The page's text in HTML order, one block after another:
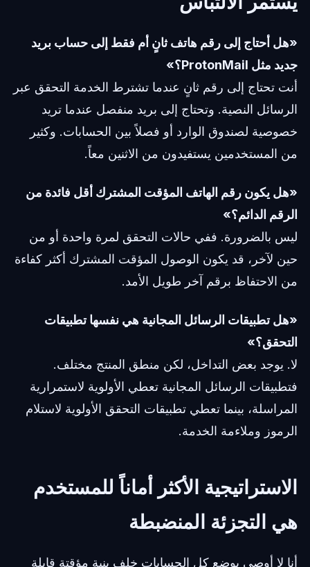
«هل أحتاج إلى رقم هاتف ثانٍ أم فقط إلى حساب بريد
جديد مثل ProtonMail؟»
أنت تحتاج إلى رقم ثانٍ عندما تشترط الخدمة التحقق عبر
الرسائل النصية. وتحتاج إلى بريد منفصل عندما تريد
خصوصية لصندوق الوارد أو فصلاً بين الحسابات. وكثير
من المستخدمين يستفيدون من الاثنين معاً.
«هل يكون رقم الهاتف المؤقت المشترك أقل فائدة من
الرقم الدائم؟»
ليس بالضرورة. ففي حالات التحقق لمرة واحدة أو من
حين لآخر، قد يكون الوصول المؤقت المشترك أكثر كفاءة
من الاحتفاظ برقم آخر طويل الأمد.
«هل تطبيقات الرسائل المجانية هي نفسها تطبيقات
التحقق؟»
لا. يوجد بعض التداخل، لكن منطق المنتج مختلف.
فتطبيقات الرسائل المجانية تعطي الأولوية لاستمرارية
المراسلة، بينما تعطي تطبيقات التحقق الأولوية لاستلام
الرموز وملاءمة الخدمة.
الاستراتيجية الأكثر أماناً للمستخدم
هي التجزئة المنضبطة
أنا لا أوصي بوضع كل الحسابات خلف بنية مؤقتة قابلة